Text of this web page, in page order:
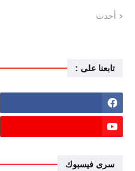
أحدث
تابعنا على :
سرى فيسبوك